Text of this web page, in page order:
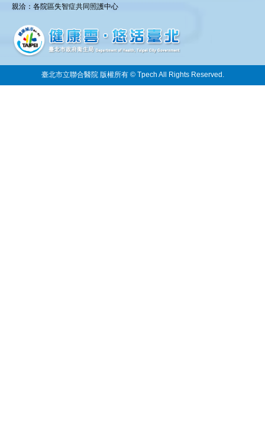
親洽：各院區失智症共同照護中心
臺北市立聯合醫院 版權所有 © Tpech All Rights Reserved.